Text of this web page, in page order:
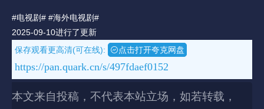
#电视剧# #海外电视剧#
2025-09-10进行了更新
保存观看更高清(可在线):
点击打开夸克网盘
https://pan.quark.cn/s/497fdaef0152
本文来自投稿，不代表本站立场，如若转载，